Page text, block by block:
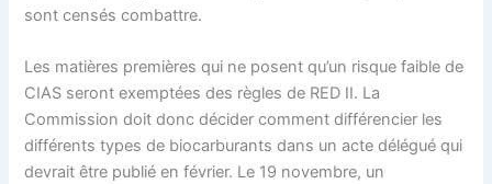
sont censés combattre.
Les matières premières qui ne posent qu’un risque faible de
CIAS seront exemptées des règles de RED II. La
Commission doit donc décider comment différencier les
différents types de biocarburants dans un acte délégué qui
devrait être publié en février. Le 19 novembre, un